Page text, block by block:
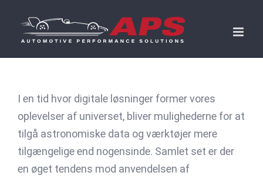
content
I en tid hvor digitale løsninger former vores
oplevelser af universet, bliver mulighederne for at
tilgå astronomiske data og værktøjer mere
tilgængelige end nogensinde. Samlet set er der
en øget tendens mod anvendelsen af